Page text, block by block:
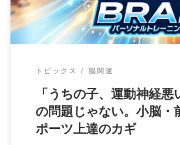
トピックス 脳関連
「うちの子、運動神経
の問題じゃない。小脳・
ポーツ上達のカギ